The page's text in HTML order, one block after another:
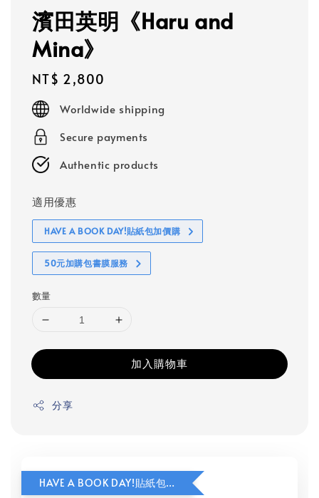
濱田英明《Haru and
Mina》
Regular
price
NT$ 2,800
Worldwide shipping
Secure payments
Authentic products
適用優惠
HAVE A BOOK DAY!貼紙包加價購
50元加購包書膜服務
數量
加入購物車
分享
HAVE A BOOK DAY!貼紙包加價購